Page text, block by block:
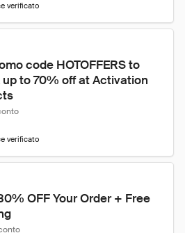
verificato
code HOTOFFERS to
to 70% off at Activation
verificato
OFF Your Order + Free